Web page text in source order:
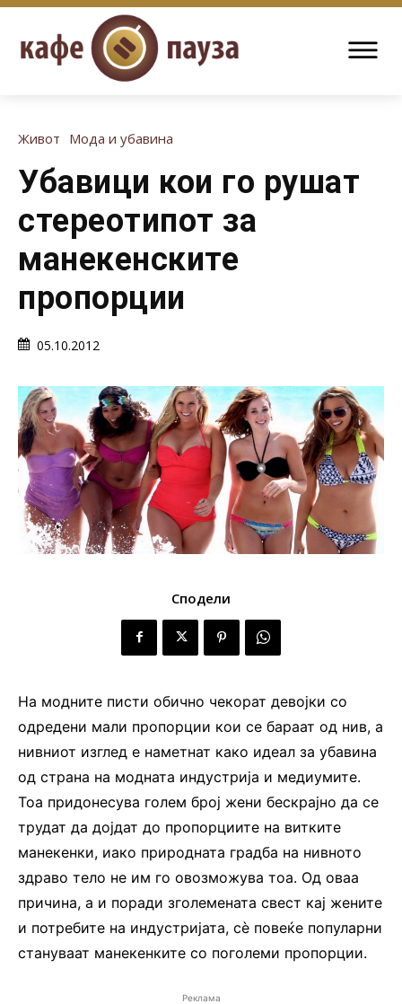
Живот Мода и убавина
Убавици кои го рушат
стереотипот за
манекенските
пропорции
05.10.2012
Сподели
На модните писти обично чекорат девојки со
одредени мали пропорции кои се бараат од нив, а
нивниот изглед е наметнат како идеал за убавина
од страна на модната индустрија и медиумите.
Тоа придонесува голем број жени бескрајно да се
трудат да дојдат до пропорциите на витките
манекенки, иако природната градба на нивното
здраво тело не им го овозможува тоа. Од оваа
причина, а и поради зголемената свест кај жените
и потребите на индустријата, сè повеќе популарни
стануваат манекенките со поголеми пропорции.
Реклама